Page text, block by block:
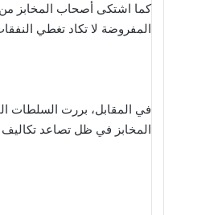
كما اشتكى أصحاب المخابز من
المفروضة لا تكاد تغطي
في المقابل، بررت السلطات
المخابز في ظل تصاعد تكاليف